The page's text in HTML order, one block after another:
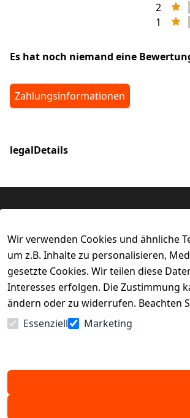
2
1
Es hat noch niemand eine
Zahlungsinformationen
legalDetails
Wir verwenden Cookies und ähnliche
um z.B. Inhalte zu personalisieren,
gesetzte Cookies. Wir teilen diese
Interesses erfolgen. Die Zustimmung
ändern oder zu widerrufen. Beachten
Essenziell
Marketing
AGB
Impressum
Barrierefreiheitserklärung
Widerrufsrecht